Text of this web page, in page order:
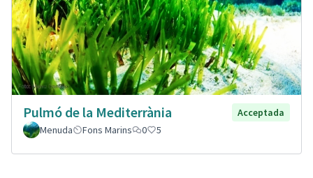
Pulmó de la Mediterrània
Acceptada
Menuda
Fons Marins 0 5